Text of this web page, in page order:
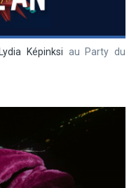
Lydia Képinksi au Party du